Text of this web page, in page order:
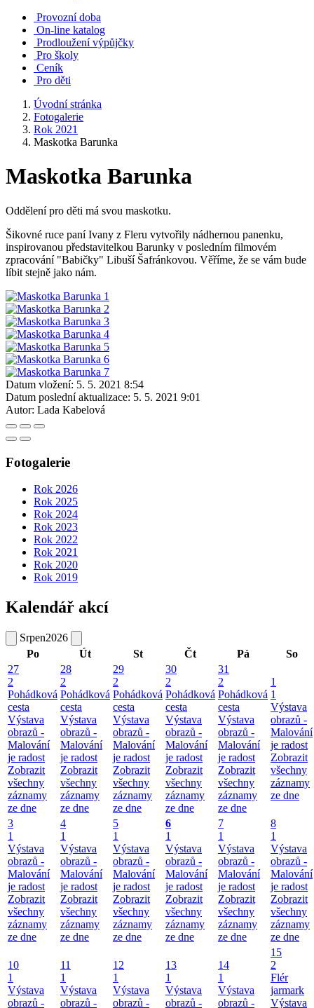
Provozní doba
On-line katalog
Prodloužení výpůjčky
Pro školy
Ceník
Pro děti
Úvodní stránka
Fotogalerie
Rok 2021
Maskotka Barunka
Maskotka Barunka
Oddělení pro děti má svou maskotku.
Šikovné ruce paní Ivany z Fleru vytvořily nádhernou panenku,
inspirovanou představitelkou Barunky v posledním filmovém
zpracování "Babičky" Libuší Šafránkovou. Věříme, že se vám bude
líbit stejně jako nám.
Datum vložení: 5. 5. 2021 8:54
Datum poslední aktualizace: 5. 5. 2021 9:01
Autor: Lada Kabelová
Fotogalerie
Rok 2026
Rok 2025
Rok 2024
Rok 2023
Rok 2022
Rok 2021
Rok 2020
Rok 2019
Kalendář akcí
Srpen2026
Po
Út St Čt Pá
So
27
2
Pohádková
cesta
Výstava
obrazů -
Malování
je radost
Zobrazit
všechny
záznamy
ze dne
28
2
Pohádková
cesta
Výstava
obrazů -
Malování
je radost
Zobrazit
všechny
záznamy
ze dne
29
2
Pohádková
cesta
Výstava
obrazů -
Malování
je radost
Zobrazit
všechny
záznamy
ze dne
30
2
Pohádková
cesta
Výstava
obrazů -
Malování
je radost
Zobrazit
všechny
záznamy
ze dne
31
2
Pohádková
cesta
Výstava
obrazů -
Malování
je radost
Zobrazit
všechny
záznamy
ze dne
1
1
Výstava
obrazů -
Malování
je radost
Zobrazit
všechny
záznamy
ze dne
3
1
Výstava
obrazů -
Malování
je radost
Zobrazit
všechny
záznamy
ze dne
4
1
Výstava
obrazů -
Malování
je radost
Zobrazit
všechny
záznamy
ze dne
5
1
Výstava
obrazů -
Malování
je radost
Zobrazit
všechny
záznamy
ze dne
6
1
Výstava
obrazů -
Malování
je radost
Zobrazit
všechny
záznamy
ze dne
7
1
Výstava
obrazů -
Malování
je radost
Zobrazit
všechny
záznamy
ze dne
8
1
Výstava
obrazů -
Malování
je radost
Zobrazit
všechny
záznamy
ze dne
10
1
Výstava
obrazů -
11
1
Výstava
obrazů -
12
1
Výstava
obrazů -
13
1
Výstava
obrazů -
14
1
Výstava
obrazů -
15
2
Flér
jarmark
Výstava